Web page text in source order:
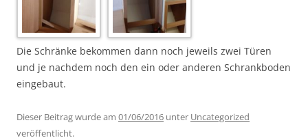
Die Schränke bekommen dann noch jeweils zwei Türen
und je nachdem noch den ein oder anderen Schrankboden
eingebaut.
Dieser Beitrag wurde am 01/06/2016 unter Uncategorized
veröffentlicht.